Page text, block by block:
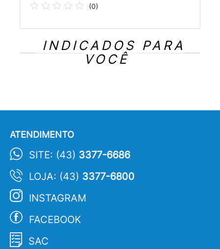
(0)
INDICADOS PARA
VOCÊ
ATENDIMENTO
SITE: (43) 3377-6686
LOJA: (43) 3377-6800
INSTAGRAM
FACEBOOK
SAC